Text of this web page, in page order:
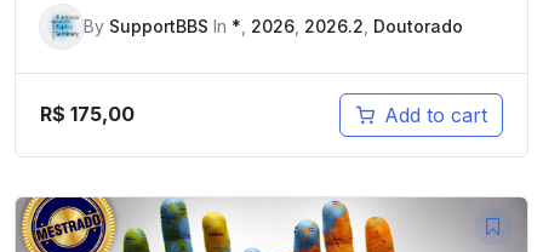
By SupportBBS In * 2026 2026.2 Doutorado
R$ 175,00 Add to cart